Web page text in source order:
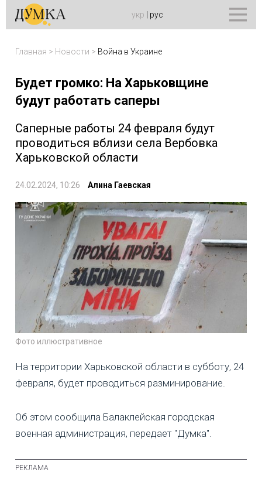
укр рус
Главная > Новости > Война в Украине
Будет громко: На Харьковщине
будут работать саперы
Саперные работы 24 февраля будут
проводиться вблизи села Вербовка
Харьковской области
24.02.2024, 10:26 Алина Гаевская
Фото иллюстративное
На территории Харьковской области в субботу, 24
февраля, будет проводиться разминирование.
Об этом сообщила Балаклейская городская
военная администрация, передает "Думка".